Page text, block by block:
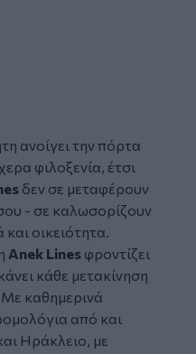
ανοίγει την πόρτα
φιλοξενία, έτσι
δεν σε μεταφέρουν
- σε καλωσορίζουν
και οικειότητα.
Anek Lines φροντίζει
κάθε μετακίνηση
Με καθημερινά
από και
Ηράκλειο, με